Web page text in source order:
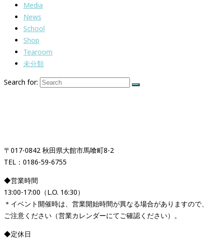
Media
News
School
Shop
Tearoom
未分類
Search for:
〒017-0842 秋田県大館市馬喰町8-2
TEL：0186-59-6755
◆営業時間
13:00-17:00（L.O. 16:30）
＊イベント開催時は、営業開始時間が異なる場合がありますので、
ご注意ください（営業カレンダーにてご確認ください）。
◆定休日